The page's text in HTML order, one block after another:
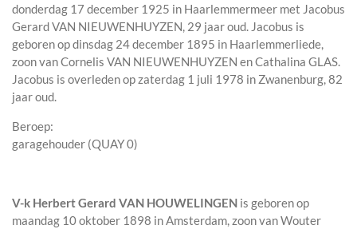
donderdag 17 december 1925 in Haarlemmermeer met Jacobus
Gerard VAN NIEUWENHUYZEN, 29 jaar oud. Jacobus is
geboren op dinsdag 24 december 1895 in Haarlemmerliede,
zoon vanCornelis VAN NIEUWENHUYZEN enCathalina GLAS.
Jacobus is overleden op zaterdag 1 juli 1978 in Zwanenburg, 82
jaar oud.
Beroep:
garagehouder (QUAY 0)
V-k Herbert Gerard VAN HOUWELINGEN is geboren op
maandag 10 oktober 1898 inAmsterdam, zoon vanWouter